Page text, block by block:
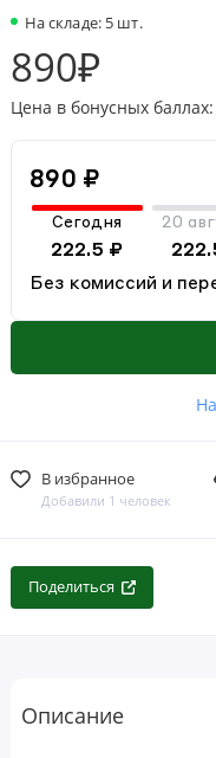
На складе: 5 шт.
890₽
Цена в бонусных
890 ₽
Сегодня
222.5 ₽
20
Без комиссий и
В избранное
Добавили 1 человек
Поделиться
Описание